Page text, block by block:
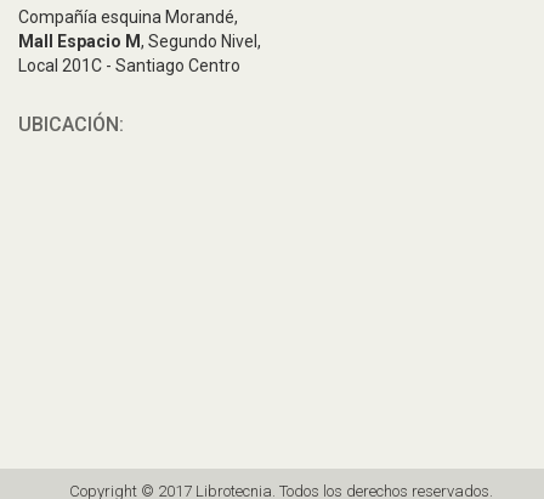
Compañía esquina Morandé,
Mall Espacio M, Segundo Nivel,
Local 201C - Santiago Centro
UBICACIÓN:
Copyright © 2017 Librotecnia. Todos los derechos reservados.